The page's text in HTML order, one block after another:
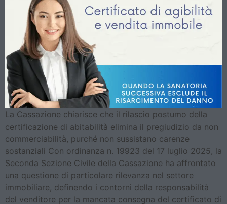
La Cassazione chiarisce che il rilascio postumo della
certificazione di abitabilità elimina il pregiudizio da non
commerciabilità, purché non sussistano carenze
sostanziali Con ordinanza n. 19923 del 17 luglio 2025, la
Seconda Sezione Civile della Cassazione ha affrontato
una questione di particolare rilevanza nel settore
immobiliare, definendo i contorni della responsabilità
del venditore per la mancata consegna del certificato di